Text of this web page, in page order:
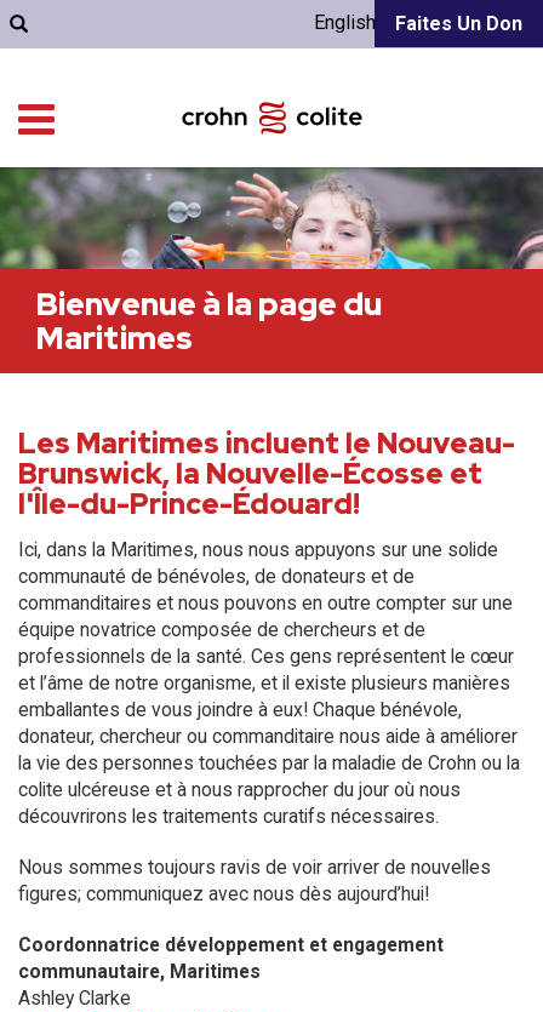
Faites Un Don
English
Bienvenue à la page du
Maritimes
Les Maritimes incluent le Nouveau-
Brunswick, la Nouvelle-Écosse et
l'Île-du-Prince-Édouard!
Ici, dans la Maritimes, nous nous appuyons sur une solide
communauté de bénévoles, de donateurs et de
commanditaires et nous pouvons en outre compter sur une
équipe novatrice composée de chercheurs et de
professionnels de la santé. Ces gens représentent le cœur
et l’âme de notre organisme, et il existe plusieurs manières
emballantes de vous joindre à eux! Chaque bénévole,
donateur, chercheur ou commanditaire nous aide à améliorer
la vie des personnes touchées par la maladie de Crohn ou la
colite ulcéreuse et à nous rapprocher du jour où nous
découvrirons les traitements curatifs nécessaires.
Nous sommes toujours ravis de voir arriver de nouvelles
figures; communiquez avec nous dès aujourd’hui!
Coordonnatrice développement et engagement
communautaire, Maritimes
Ashley Clarke